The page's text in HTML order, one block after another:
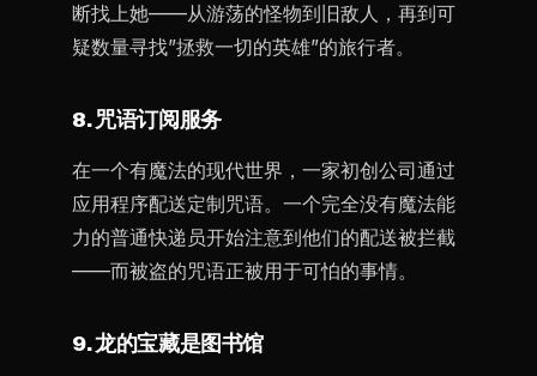
断找上她——从游荡的怪物到旧敌人，再到可
疑数量寻找”拯救一切的英雄”的旅行者。
8. 咒语订阅服务
在一个有魔法的现代世界，一家初创公司通过
应用程序配送定制咒语。一个完全没有魔法能
力的普通快递员开始注意到他们的配送被拦截
——而被盗的咒语正被用于可怕的事情。
9. 龙的宝藏是图书馆